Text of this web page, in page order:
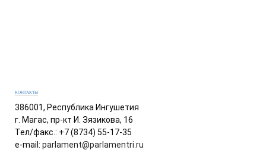
КОНТАКТЫ
386001, Республика Ингушетия
г. Магас, пр-кт И. Зязикова, 16
Тел/факс.: +7 (8734) 55-17-35
e-mail: parlament@parlamentri.ru